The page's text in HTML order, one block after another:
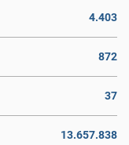
4.403
872
37
13.657.838